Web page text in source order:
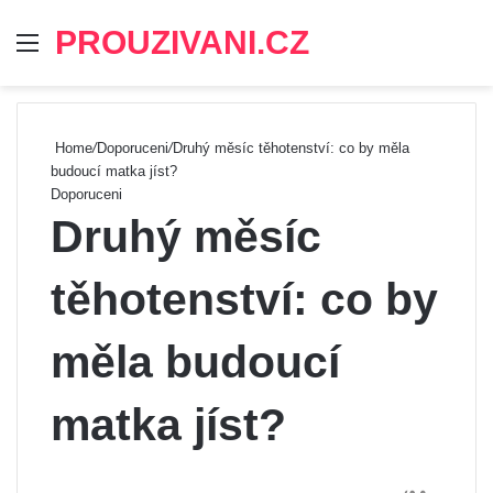
Menu
PROUZIVANI.CZ
Home/Doporuceni/Druhý měsíc těhotenství: co by měla
budoucí matka jíst?
Doporuceni
Druhý měsíc
těhotenství: co by
měla budoucí
matka jíst?